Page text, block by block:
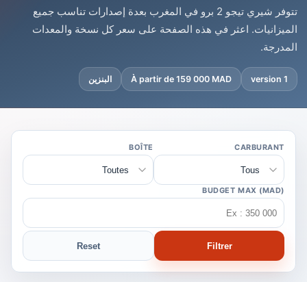
تتوفر شيري تيجو 2 برو في المغرب بعدة إصدارات تناسب جميع
الميزانيات. اعثر في هذه الصفحة على سعر كل نسخة والمعدات
المدرجة.
1 version
À partir de 159 000 MAD البنزين
CARBURANT
BOÎTE
BUDGET MAX (MAD)
Filtrer
Reset